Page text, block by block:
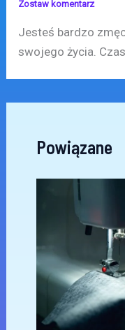
Zostaw komentarz
Jesteś bardzo
swojego życia.
Powiązane